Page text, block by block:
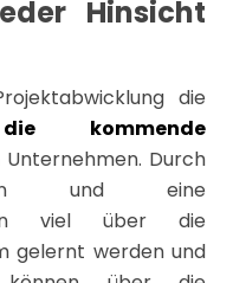
Hinsicht
die
kommende
Durch
und eine
viel über die
gelernt werden und